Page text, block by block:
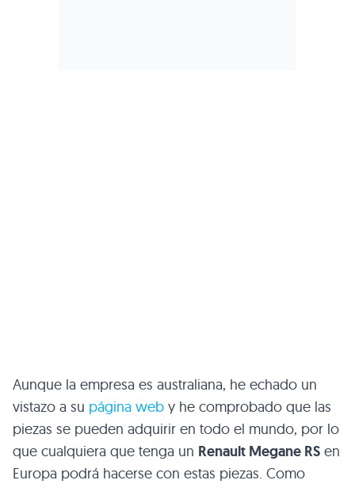
Aunque la empresa es australiana, he echado un
vistazo a su página web y he comprobado que las
piezas se pueden adquirir en todo el mundo, por lo
que cualquiera que tenga un Renault Megane RS en
Europa podrá hacerse con estas piezas. Como